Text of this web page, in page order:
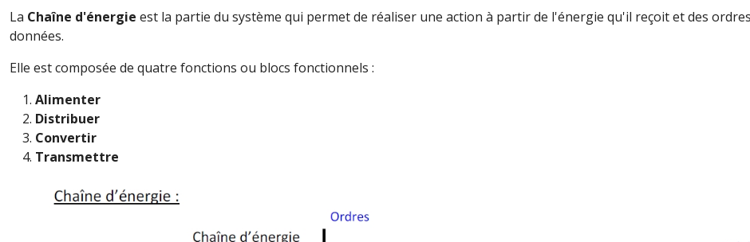
La Chaîne d'énergie est la partie du système qui permet de réaliser une action à partir de l'énergie qu'il reçoit et des ordres
données.
Elle est composée de quatre fonctions ou blocs fonctionnels :
Alimenter
Distribuer
Convertir
Transmettre